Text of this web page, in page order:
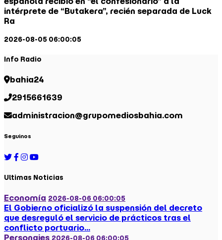
intérprete de “Butakera”, recién separada de Luck
Ra
2026-08-05 06:00:05
Info Radio
bahia24
2915661639
administracion@grupomediosbahia.com
Seguinos
Ultimas Noticias
Economía 2026-08-06 06:00:05
El Gobierno oficializó la suspensión del decreto
que desreguló el servicio de prácticos tras el
conflicto portuario...
Personajes 2026-08-06 06:00:05